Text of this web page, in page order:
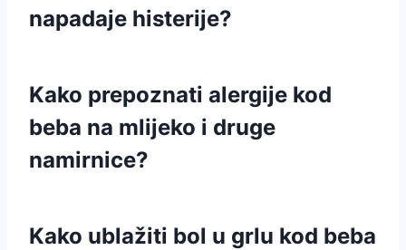
napadaje histerije?
Kako prepoznati alergije kod
beba na mlijeko i druge
namirnice?
Kako ublažiti bol u grlu kod beba